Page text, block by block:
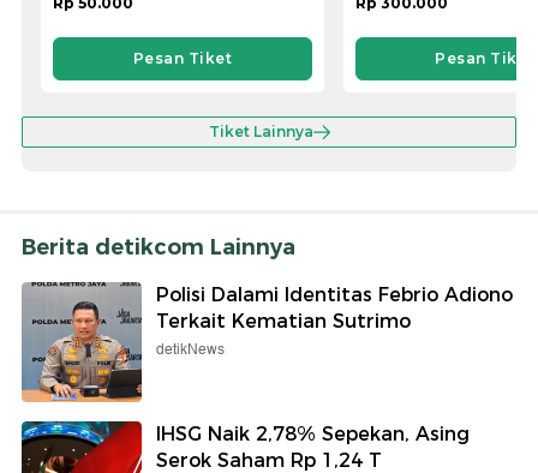
Pesan Tiket Pesan Tiket
Tiket Lainnya
Berita detikcom Lainnya
Polisi Dalami Identitas Febrio Adiono
Terkait Kematian Sutrimo
detikNews
IHSG Naik 2,78% Sepekan, Asing
Serok Saham Rp 1,24 T